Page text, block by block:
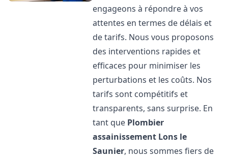
engageons à répondre à vos
attentes en termes de délais et
de tarifs. Nous vous proposons
des interventions rapides et
efficaces pour minimiser les
perturbations et les coûts. Nos
tarifs sont compétitifs et
transparents, sans surprise. En
tant que Plombier
assainissement Lons le
Saunier, nous sommes fiers de